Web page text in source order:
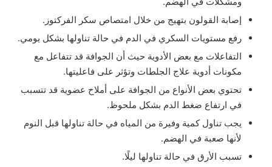
إصابة القولون بتهيج من خلال امتصاص سكر الفركتوز.
رفع مستويات السكري في الدم في حالة تناولها بشكل يومي.
التفاعلات مع بعض الأدوية حيث أن الجوافة قد تتفاعل مع
مكونات أدوية علاج الجلطات وتؤثر على فاعليتها.
تحتوي بعض الأنواع من الجوافة على أملاح عضوية قد تتسبب
في ارتفاع ضغط الدم بشكل ملحوظ.
يجب تناول كمية وفيرة من المياه في حالة تناولها قبل النوم
لأنها صعبة في الهضم.
تسبب الأرق في حالة تناولها ليلًا.